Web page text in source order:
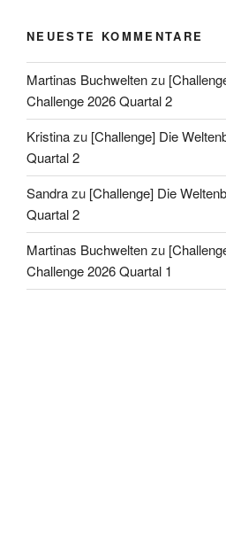
NEUESTE KOMMENTARE
Martinas Buchweltenzu
Challenge 2026 Quartal 2
Kristinazu [Challenge] Die
Quartal 2
Sandrazu [Challenge] Die
Quartal 2
Martinas Buchweltenzu
Challenge 2026 Quartal 1